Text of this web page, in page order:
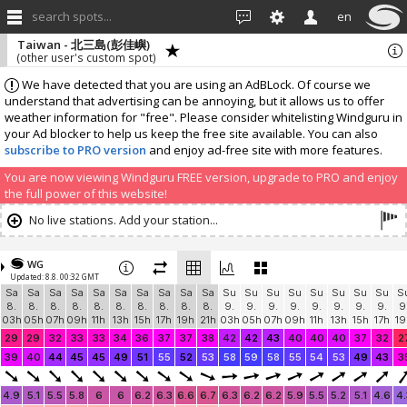
search spots... en
We have detected that you are using an AdBLock. Of course we
understand that advertising can be annoying, but it allows us to offer
weather information for "free". Please consider whitelisting Windguru in
your Ad blocker to help us keep the free site available. You can also
subscribe to PRO version and enjoy ad-free site with more features.
You are now viewing Windguru FREE version, upgrade to PRO and enjoy
the full power of this website!
Taiwan - 北三島(彭佳嶼)
(other user's custom spot)
No live stations. Add your station...
WG
Updated: 8.8. 00:32 GMT
Sa
8.
03h
Sa
8.
05h
Sa
8.
07h
Sa
8.
09h
Sa
8.
11h
Sa
8.
13h
Sa
8.
15h
Sa
8.
17h
Sa
8.
19h
Sa
8.
21h
Su
9.
03h
Su
9.
05h
Su
9.
07h
Su
9.
09h
Su
9.
11h
Su
9.
13h
Su
9.
15h
Su
9.
17h
29
29 32 33 33 34 36 37 37 38 42 42 43 40 40 40 37 32
39
40 44 45 45 49 51 55 52 53 58 59 58 55 54 53 49 43
4.9 5.1 5.5 5.8 6 6 6.2 6.3 6.6 6.7 6.3 6.2 6.2 5.9 5.5 5.2 5.1 4.6